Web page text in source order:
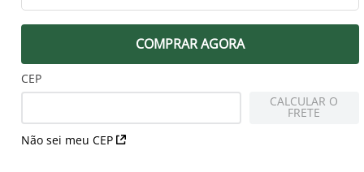
Patch Campeão 2023 Libertadores
MANGA DIREITA
COMPRAR AGORA
CEP
Não sei meu CEP
CALCULAR O
FRETE